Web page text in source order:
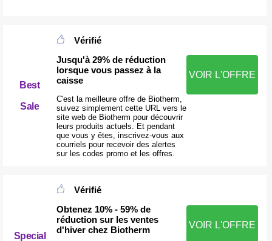
Best
Sale
Vérifié
Jusqu'à 29% de réduction
lorsque vous passez à la
caisse
C'est la meilleure offre de Biotherm,
suivez simplement cette URL vers le
site web de Biotherm pour découvrir
leurs produits actuels. Et pendant
que vous y êtes, inscrivez-vous aux
courriels pour recevoir des alertes
sur les codes promo et les offres.
VOIR L'OFFRE
Special
Vérifié
Obtenez 10% - 59% de
réduction sur les ventes
d'hiver chez Biotherm
VOIR L'OFFRE